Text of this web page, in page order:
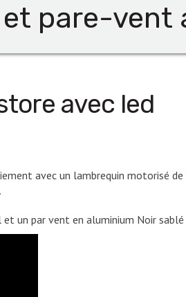
pare-vent
avec led
avec un lambrequin motorisé
un par vent en aluminium Noir sablé